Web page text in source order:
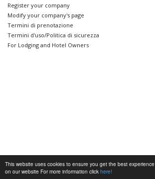
This website uses cookies to ensure you get the best experience
on our website For more information click here!
Register your company
Modify your company's page
Termini di prenotazione
Termini d'uso/Politica di sicurezza
For Lodging and Hotel Owners